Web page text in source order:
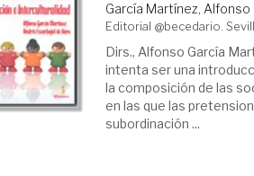
García Martínez, Alfonso
Editorial @becedario.
Dirs., Alfonso García
intenta ser una
la composición de las
en las que las
subordinación ...